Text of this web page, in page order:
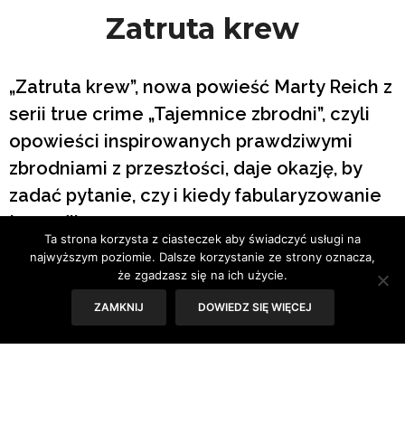
Zatruta krew
„Zatruta krew”, nowa powieść Marty Reich z
serii true crime „Tajemnice zbrodni”, czyli
opowieści inspirowanych prawdziwymi
zbrodniami z przeszłości, daje okazję, by
zadać pytanie, czy i kiedy fabularyzowanie
tragedii ma sens.
Tekst: Sylwia Skorstad
Ta strona korzysta z ciasteczek aby świadczyć usługi na
najwyższym poziomie. Dalsze korzystanie ze strony oznacza,
że zgadzasz się na ich użycie.
ZAMKNIJ DOWIEDZ SIĘ WIĘCEJ